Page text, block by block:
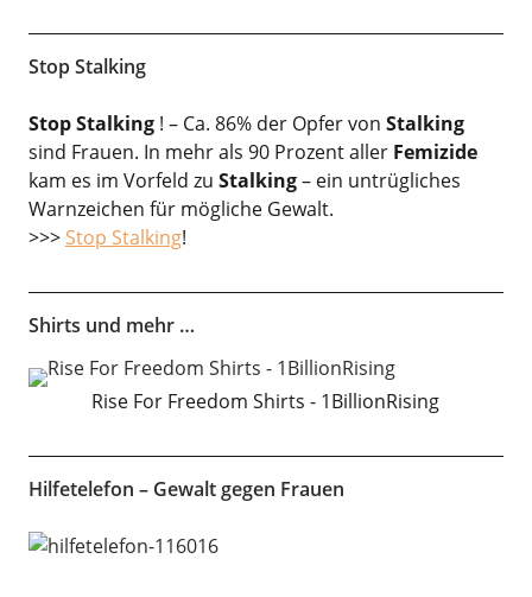
Stop Stalking
Stop Stalking! – Ca. 86% der Opfer von Stalking
sind Frauen. In mehr als 90 Prozent aller Femizide
kam es im Vorfeld zu Stalking– ein untrügliches
Warnzeichen für mögliche Gewalt.
>>> Stop Stalking!
Shirts und mehr …
Rise For Freedom Shirts - 1BillionRising
Hilfetelefon – Gewalt gegen Frauen